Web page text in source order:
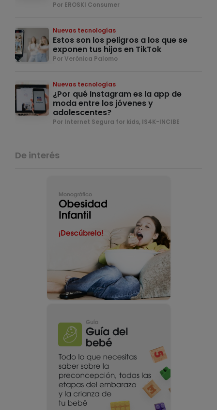
Por EROSKI Consumer
Nuevas tecnologías
Estos son los peligros a los que se
exponen tus hijos en TikTok
Por Verónica Palomo
Nuevas tecnologías
¿Por qué Instagram es la app de
moda entre los jóvenes y
adolescentes?
Por Internet Segura for kids, IS4K-INCIBE
De interés